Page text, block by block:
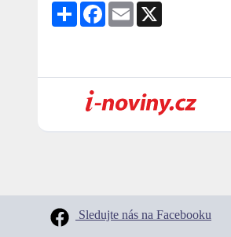
Share Facebook
Email
Sledujte nás na Facebooku